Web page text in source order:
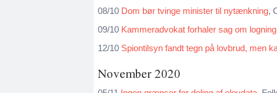
08/10 Dom bør tvinge minister til nytænkning,
09/10 Kammeradvokat forhaler sag om logning
12/10 Spiontilsyn fandt tegn på lovbrud, men
November 2020